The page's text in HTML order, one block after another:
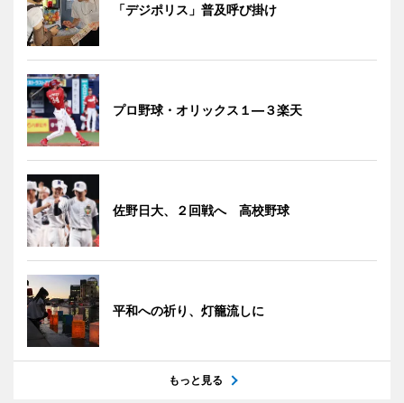
「デジポリス」普及呼び掛け
プロ野球・オリックス１―３楽天
佐野日大、２回戦へ 高校野球
平和への祈り、灯籠流しに
もっと見る